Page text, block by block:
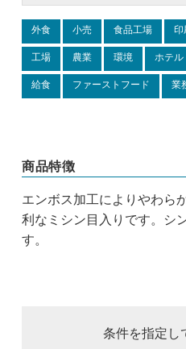
外食 小売 食品工場 印
工場 農業 環境 ホテル
給食 ファーストフード 業
商品特徴
エンボス加工によりやわら
利なミシン目入りです。シ
す。
条件を指定し